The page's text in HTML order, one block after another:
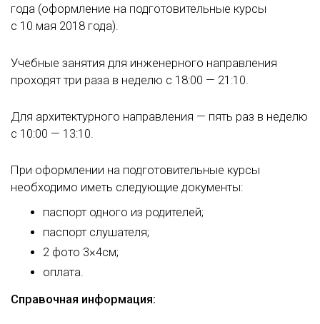
года (оформление на подготовительные курсы
с 10 мая 2018 года).
Учебные занятия для инженерного направления
проходят три раза в неделю с 18:00 — 21:10.
Для архитектурного направления — пять раз в неделю
с 10:00 — 13:10.
При оформлении на подготовительные курсы
необходимо иметь следующие документы:
паспорт одного из родителей;
паспорт слушателя;
2 фото 3×4см;
оплата.
Справочная информация: